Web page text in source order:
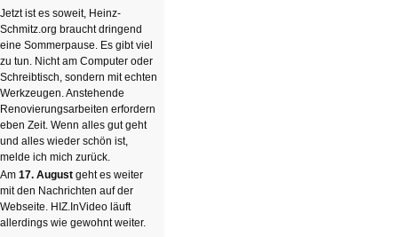
HIZ606:
Bildverschönerung
mit
einem
Klick
Jetzt ist es soweit, Heinz-
Schmitz.org braucht dringend
eine Sommerpause. Es gibt viel
zu tun. Nicht am Computer oder
Schreibtisch, sondern mit echten
Werkzeugen. Anstehende
Renovierungsarbeiten erfordern
eben Zeit. Wenn alles gut geht
und alles wieder schön ist,
melde ich mich zurück.
Am 17. August geht es weiter
mit den Nachrichten auf der
Webseite. HIZ.InVideo läuft
allerdings wie gewohnt weiter.